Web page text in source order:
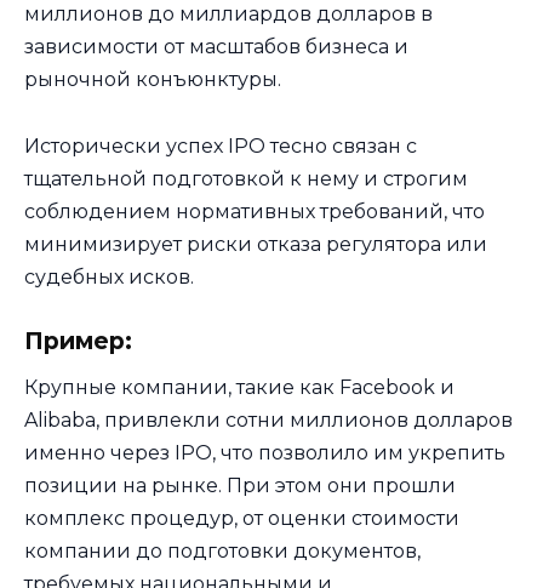
миллионов до миллиардов долларов в
зависимости от масштабов бизнеса и
рыночной конъюнктуры.
Исторически успех IPO тесно связан с
тщательной подготовкой к нему и строгим
соблюдением нормативных требований, что
минимизирует риски отказа регулятора или
судебных исков.
Пример:
Крупные компании, такие как Facebook и
Alibaba, привлекли сотни миллионов долларов
именно через IPO, что позволило им укрепить
позиции на рынке. При этом они прошли
комплекс процедур, от оценки стоимости
компании до подготовки документов,
требуемых национальными и